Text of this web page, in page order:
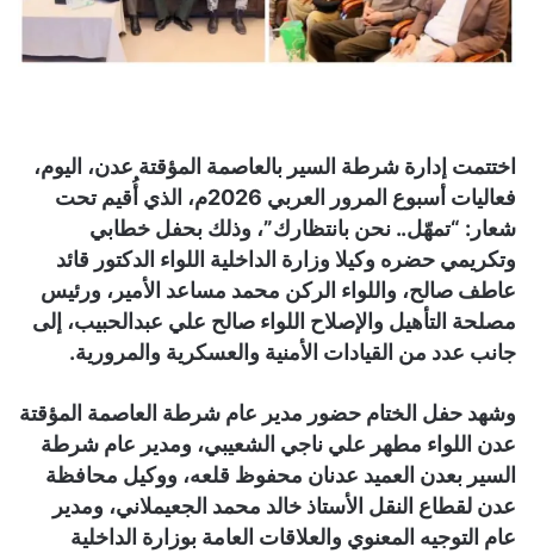
اختتمت إدارة شرطة السير بالعاصمة المؤقتة عدن، اليوم،
فعاليات أسبوع المرور العربي 2026م، الذي أُقيم تحت
شعار: “تمهّل.. نحن بانتظارك”، وذلك بحفل خطابي
وتكريمي حضره وكيلا وزارة الداخلية اللواء الدكتور قائد
عاطف صالح، واللواء الركن محمد مساعد الأمير، ورئيس
مصلحة التأهيل والإصلاح اللواء صالح علي عبدالحبيب، إلى
جانب عدد من القيادات الأمنية والعسكرية والمرورية.
وشهد حفل الختام حضور مدير عام شرطة العاصمة المؤقتة
عدن اللواء مطهر علي ناجي الشعيبي، ومدير عام شرطة
السير بعدن العميد عدنان محفوظ قلعه، ووكيل محافظة
عدن لقطاع النقل الأستاذ خالد محمد الجعيملاني، ومدير
عام التوجيه المعنوي والعلاقات العامة بوزارة الداخلية